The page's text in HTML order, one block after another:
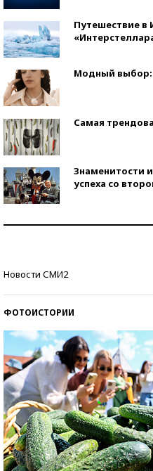
Путешествие в
Модный выбор:
Самая
Знаменитости
успеха со
Новости СМИ2
ФОТОИСТОРИИ